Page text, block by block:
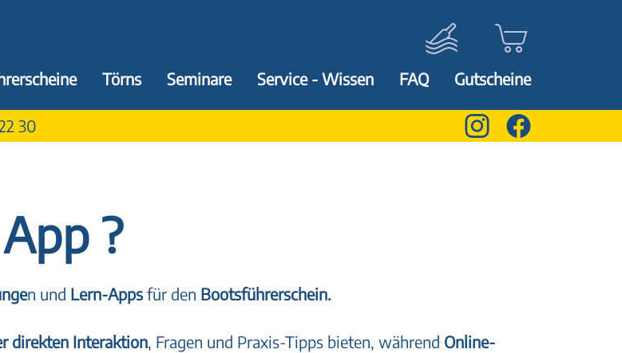
Törns Seminare Service - Wissen FAQ Gutscheine
30
?
n und Lern-Apps für den Bootsführerschein.
direkten Interaktion, Fragen und Praxis-Tipps bieten, während Online-